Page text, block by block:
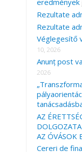
:eredmények
Rezultate
Rezultate
Véglegesítő
10, 2026
Anunț post
2026
AZ
AZ ÓVÁSOK
Cereri de